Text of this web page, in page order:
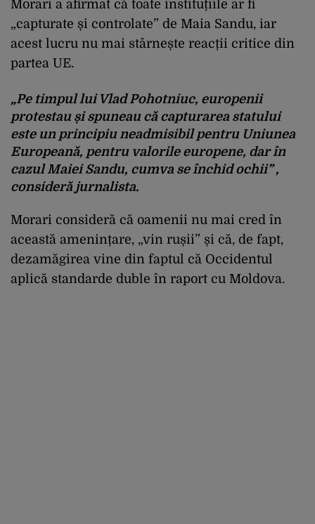
Morari a afirmat că toate instituțiile ar fi
„capturate și controlate” de Maia Sandu, iar
acest lucru nu mai stârnește reacții critice din
partea UE.
„Pe timpul lui Vlad Pohotniuc, europenii
protestau și spuneau căcapturarea statului
este un principiu neadmisibil pentru Uniunea
Europeană, pentru valorile europene, dar în
cazul Maiei Sandu, cumva se închid ochii” ,
consideră jurnalista.
Morari consideră că oamenii nu mai cred în
această amenințare, „vin rușii” și că, de fapt,
dezamăgirea vine din faptul că Occidentul
aplică standarde duble în raport cu Moldova.